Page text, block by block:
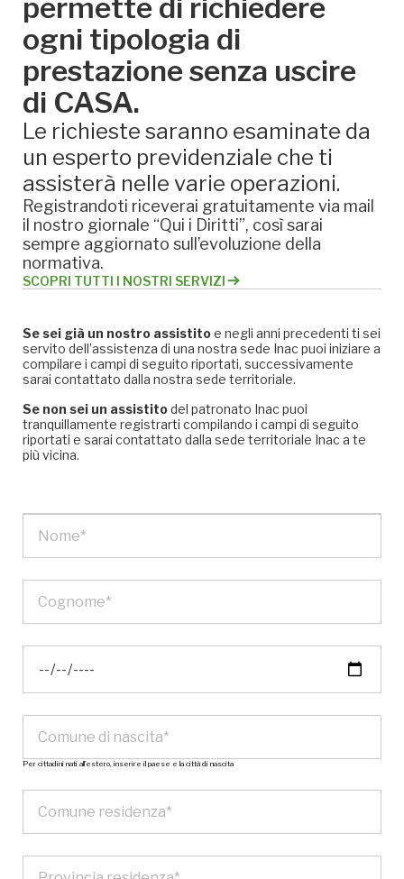
permette di richiedere
ogni tipologia di
prestazione senza uscire
di CASA.
Le richieste saranno esaminate da
un esperto previdenziale che ti
assisterà nelle varie operazioni.
Registrandoti riceverai gratuitamente via mail
il nostro giornale “Qui i Diritti”, così sarai
sempre aggiornato sull’evoluzione della
normativa.
SCOPRI TUTTI I NOSTRI SERVIZI
Se sei già un nostro assistitoe negli anni precedenti ti sei
servito dell’assistenza di una nostra sede Inac puoi iniziare a
compilare i campi di seguito riportati, successivamente
sarai contattato dalla nostra sede territoriale.
Se non sei un assistitodel patronato Inac puoi
tranquillamente registrarti compilando i campi di seguito
riportati e sarai contattato dalla sede territoriale Inac a te
più vicina.
Per cittadini nati all’estero, inserire il paese e la città di nascita